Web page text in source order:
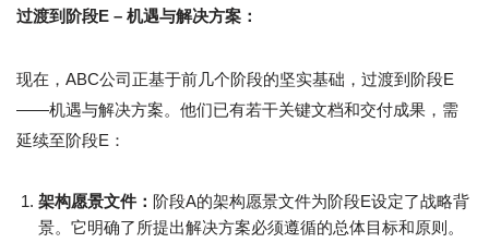
过渡到阶段E – 机遇与解决方案：
现在，ABC公司正基于前几个阶段的坚实基础，过渡到阶段E
——机遇与解决方案。他们已有若干关键文档和交付成果，需
延续至阶段E：
架构愿景文件： 阶段A的架构愿景文件为阶段E设定了战略背
景。它明确了所提出解决方案必须遵循的总体目标和原则。